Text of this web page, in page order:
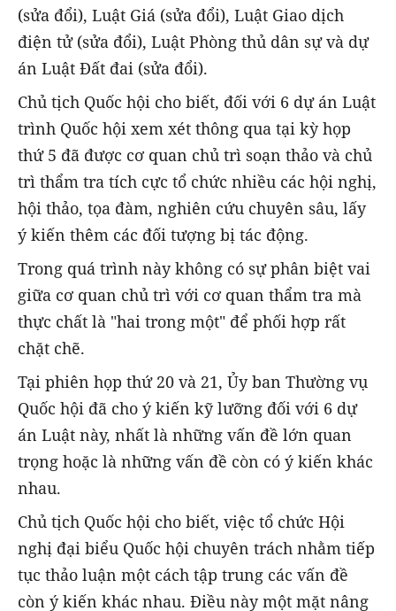
(sửa đổi), Luật Giá (sửa đổi), Luật Giao dịch
điện tử (sửa đổi), Luật Phòng thủ dân sự và dự
án Luật Đất đai (sửa đổi).
Chủ tịch Quốc hội cho biết, đối với 6 dự án Luật
trình Quốc hội xem xét thông qua tại kỳ họp
thứ 5 đã được cơ quan chủ trì soạn thảo và chủ
trì thẩm tra tích cực tổ chức nhiều các hội nghị,
hội thảo, tọa đàm, nghiên cứu chuyên sâu, lấy
ý kiến thêm các đối tượng bị tác động.
Trong quá trình này không có sự phân biệt vai
giữa cơ quan chủ trì với cơ quan thẩm tra mà
thực chất là "hai trong một" để phối hợp rất
chặt chẽ.
Tại phiên họp thứ 20 và 21, Ủy ban Thường vụ
Quốc hội đã cho ý kiến kỹ lưỡng đối với 6 dự
án Luật này, nhất là những vấn đề lớn quan
trọng hoặc là những vấn đề còn có ý kiến khác
nhau.
Chủ tịch Quốc hội cho biết, việc tổ chức Hội
nghị đại biểu Quốc hội chuyên trách nhằm tiếp
tục thảo luận một cách tập trung các vấn đề
còn ý kiến khác nhau. Điều này một mặt nâng